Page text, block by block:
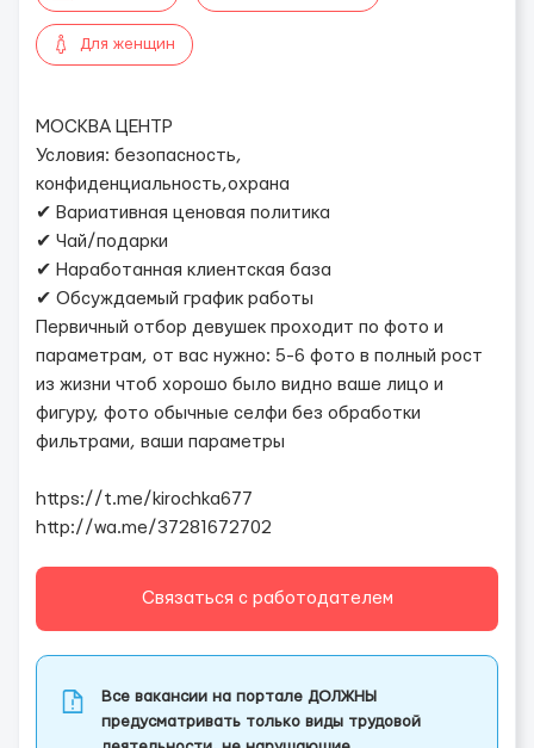
Для женщин
МОСКВА ЦЕНТР
Условия: безопасность,
конфиденциальность,охрана
✔ Вариативная ценовая политика
✔ Чай/подарки
✔ Наработанная клиентская база
✔ Обсуждаемый график работы
Первичный отбор девушек проходит по фото и
параметрам, от вас нужно: 5-6 фото в полный рост
из жизни чтоб хорошо было видно ваше лицо и
фигуру, фото обычные селфи без обработки
фильтрами, ваши параметры
https://t.me/kirochka677
http://wa.me/37281672702
Связаться с работодателем
Все вакансии на портале ДОЛЖНЫ
предусматривать только виды трудовой